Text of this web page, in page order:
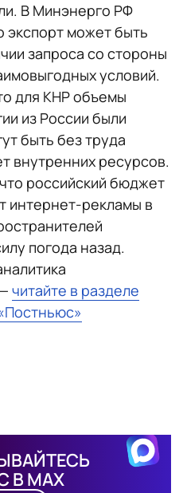
В Минэнерго РФ
экспорт может быть
запроса со стороны
условий.
для КНР объемы
из России были
быть без труда
внутренних ресурсов.
российский бюджет
интернет-рекламы в
погода назад.
читайте в разделе
В MAX